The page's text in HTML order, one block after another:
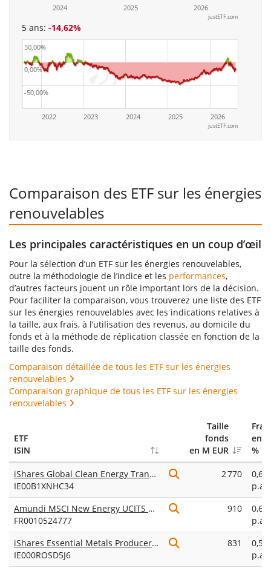
2024 2025 2026
justETF.com
5 ans: -14,62%
2022 2023 2024 2025 2026
-50,00%
0,00%
50,00%
justETF.com
Comparaison des ETF sur les énergies
renouvelables
Les principales caractéristiques en un coup d’œil
Pour la sélection d’un ETF sur les énergies renouvelables,
outre la méthodologie de l’indice et les performances,
d’autres facteurs jouent un rôle important lors de la décision.
Pour faciliter la comparaison, vous trouverez une liste des ETF
sur les énergies renouvelables avec les indications relatives à
la taille, aux frais, à l’utilisation des revenus, au domicile du
fonds et à la méthode de réplication classée en fonction de la
taille des fonds.
Comparaison détaillée de tous les ETF sur les énergies
renouvelables
Comparaison graphique de tous les ETF sur les énergies
renouvelables
ETF
ISIN
Taille
fonds
en M EUR
Frais
en
%
iShares Global Clean Energy Transition UCITS ETF USD (Dist)
IE00B1XNHC34
2 770
p.a.
Amundi MSCI New Energy UCITS ETF Dist
FR0010524777
910
p.a.
iShares Essential Metals Producers UCITS ETF USD (Acc)
IE000ROSD5J6
831
p.a.